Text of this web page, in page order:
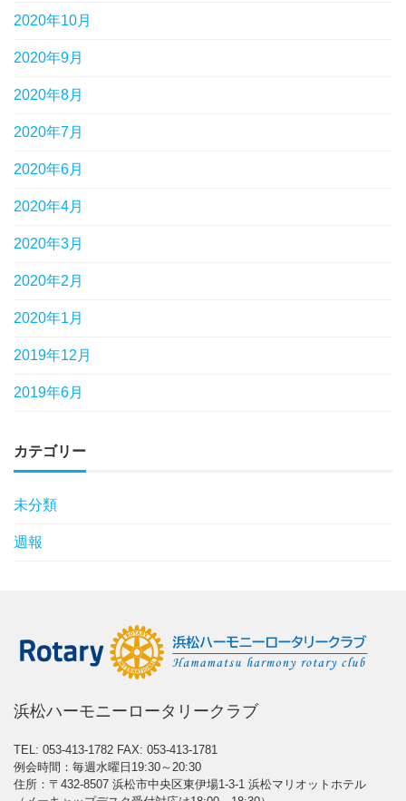
2020年10月
2020年9月
2020年8月
2020年7月
2020年6月
2020年4月
2020年3月
2020年2月
2020年1月
2019年12月
2019年6月
カテゴリー
未分類
週報
浜松ハーモニーロータリークラブ
TEL: 053-413-1782 FAX: 053-413-1781
例会時間：毎週水曜日19:30～20:30
住所：〒432-8507 浜松市中央区東伊場1-3-1 浜松マリオットホテル